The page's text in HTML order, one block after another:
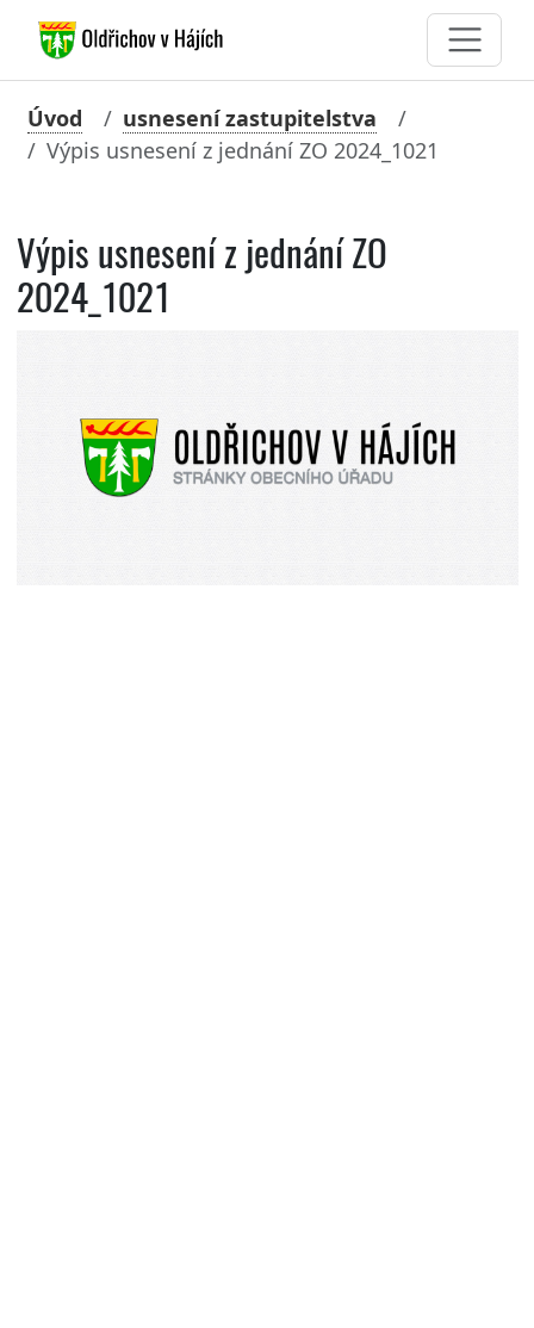
Úvod
usnesení zastupitelstva
Výpis usnesení z jednání ZO 2024_1021
Výpis usnesení z jednání ZO
2024_1021